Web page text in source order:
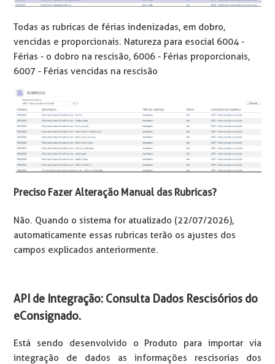
Todas as rubricas de férias indenizadas, em dobro,
vencidas e proporcionais. Natureza para esocial 6004 -
Férias - o dobro na rescisão, 6006 - Férias proporcionais,
6007 - Férias vencidas na rescisão
Preciso Fazer Alteração Manual das Rubricas?
Não. Quando o sistema for atualizado (22/07/2026),
automaticamente essas rubricas terão os ajustes dos
campos explicados anteriormente.
API de Integração: Consulta Dados Rescisórios do
eConsignado.
Está sendo desenvolvido o Produto para importar via
integração de dados as informações rescisorias dos